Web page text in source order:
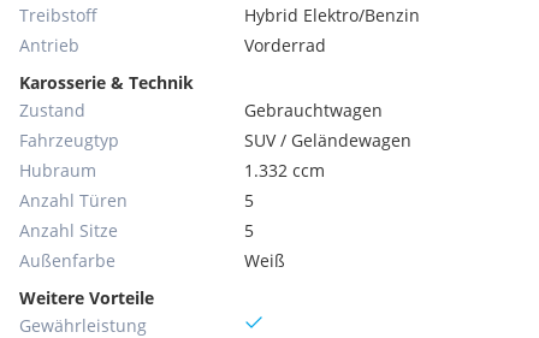
Treibstoff
Hybrid Elektro/Benzin
Antrieb
Vorderrad
Karosserie & Technik
Zustand
Gebrauchtwagen
Fahrzeugtyp
SUV / Geländewagen
Hubraum
1.332 ccm
Anzahl Türen
5
Anzahl Sitze
5
Außenfarbe
Weiß
Weitere Vorteile
Gewährleistung